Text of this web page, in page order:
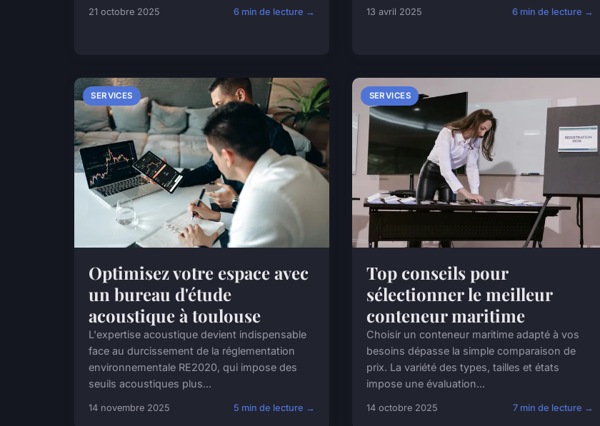
21 octobre 2025 6 min de lecture → 13 avril 2025 6 min de lecture →
SERVICES
Optimisez votre espace avec
un bureau d'étude
acoustique à toulouse
L'expertise acoustique devient indispensable
face au durcissement de la réglementation
environnementale RE2020, qui impose des
seuils acoustiques plus...
14 novembre 2025 5 min de lecture →
SERVICES
Top conseils pour
sélectionner le meilleur
conteneur maritime
Choisir un conteneur maritime adapté à vos
besoins dépasse la simple comparaison de
prix. La variété des types, tailles et états
impose une évaluation...
14 octobre 2025 7 min de lecture →